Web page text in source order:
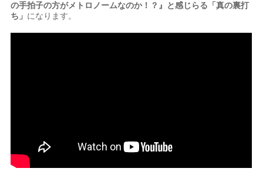
の手拍子の方がメトロノームなのか！？』と感じらる「真の裏打
ち」 になります。